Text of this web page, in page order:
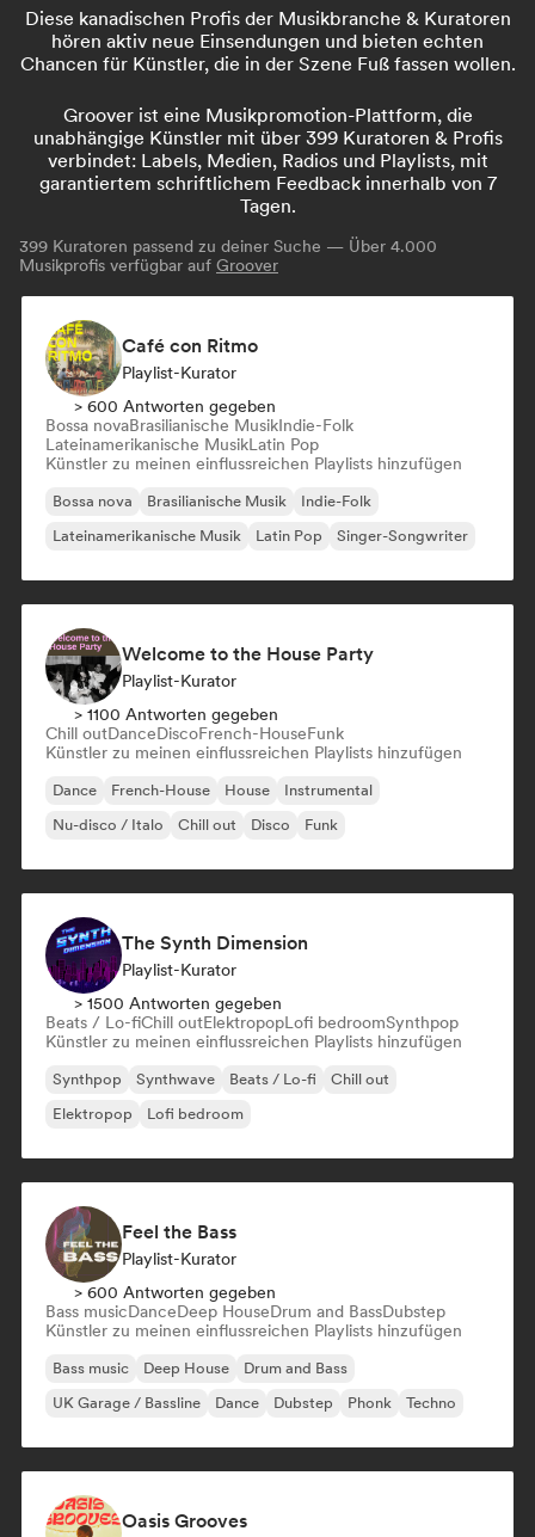
Diese kanadischen Profis der Musikbranche & Kuratoren
hören aktiv neue Einsendungen und bieten echten
Chancen für Künstler, die in der Szene Fuß fassen wollen.
Groover ist eine Musikpromotion-Plattform, die
unabhängige Künstler mit über 399 Kuratoren & Profis
verbindet: Labels, Medien, Radios und Playlists, mit
garantiertem schriftlichem Feedback innerhalb von 7
Tagen.
399 Kuratoren passend zu deiner Suche — Über 4.000
Musikprofis verfügbar auf Groover
Café con Ritmo
Playlist-Kurator
> 600 Antworten gegeben
Bossa novaBrasilianische MusikIndie-Folk
Lateinamerikanische MusikLatin Pop
Künstler zu meinen einflussreichen Playlists hinzufügen
Bossa nova Brasilianische Musik
Indie-Folk
Lateinamerikanische Musik
Latin Pop Singer-Songwriter
Welcome to the House Party
Playlist-Kurator
> 1100 Antworten gegeben
Chill outDanceDiscoFrench-HouseFunk
Künstler zu meinen einflussreichen Playlists hinzufügen
Dance French-House House
Instrumental
Nu-disco / Italo
Chill out Disco Funk
The Synth Dimension
Playlist-Kurator
> 1500 Antworten gegeben
Beats / Lo-fiChill outElektropopLofi bedroomSynthpop
Künstler zu meinen einflussreichen Playlists hinzufügen
Synthpop Synthwave Beats / Lo-fi
Chill out
Elektropop
Lofi bedroom
Feel the Bass
Playlist-Kurator
> 600 Antworten gegeben
Bass musicDanceDeep HouseDrum and BassDubstep
Künstler zu meinen einflussreichen Playlists hinzufügen
Bass music Deep House
Drum and Bass
UK Garage / Bassline
Dance Dubstep Phonk Techno
Oasis Grooves